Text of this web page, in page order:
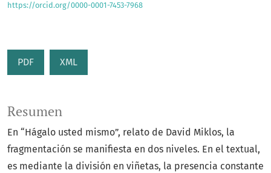
https://orcid.org/0000-0001-7453-7968
PDF XML
Resumen
En “Hágalo usted mismo”, relato de David Miklos, la
fragmentación se manifiesta en dos niveles. En el textual,
es mediante la división en viñetas, la presencia constante